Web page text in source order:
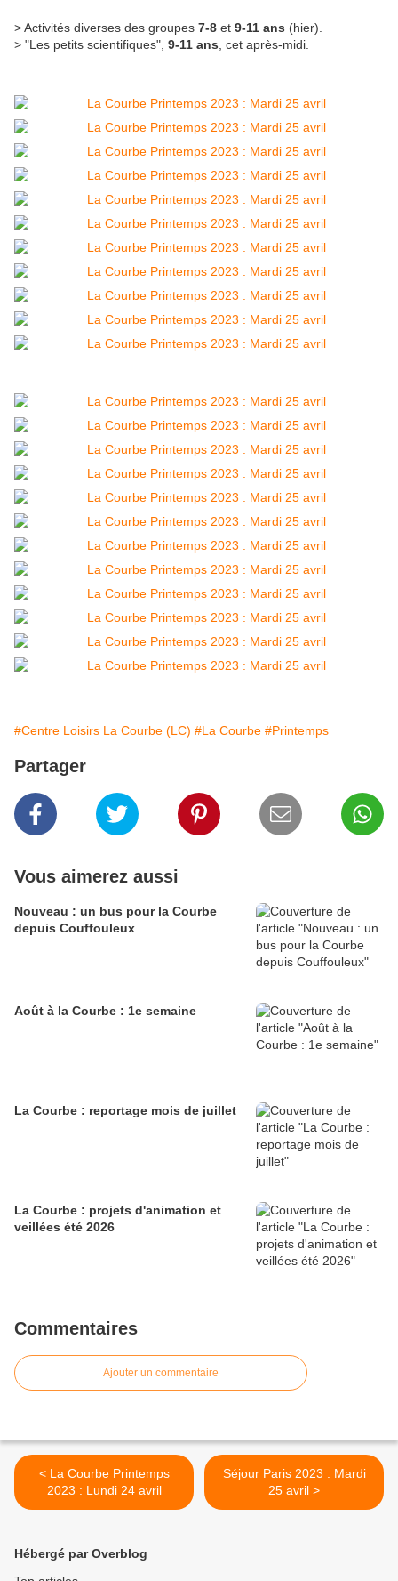
> Activités diverses des groupes 7-8 et 9-11 ans (hier).
> "Les petits scientifiques", 9-11 ans , cet après-midi.
#Centre Loisirs La Courbe (LC) #La Courbe #Printemps
Partager
Vous aimerez aussi
Nouveau : un bus pour la Courbe
depuis Couffouleux
Août à la Courbe : 1e semaine
La Courbe : reportage mois de juillet
La Courbe : projets d'animation et
veillées été 2026
Commentaires
Ajouter un commentaire
< La Courbe Printemps
2023 : Lundi 24 avril
Séjour Paris 2023 : Mardi
25 avril >
Hébergé par Overblog